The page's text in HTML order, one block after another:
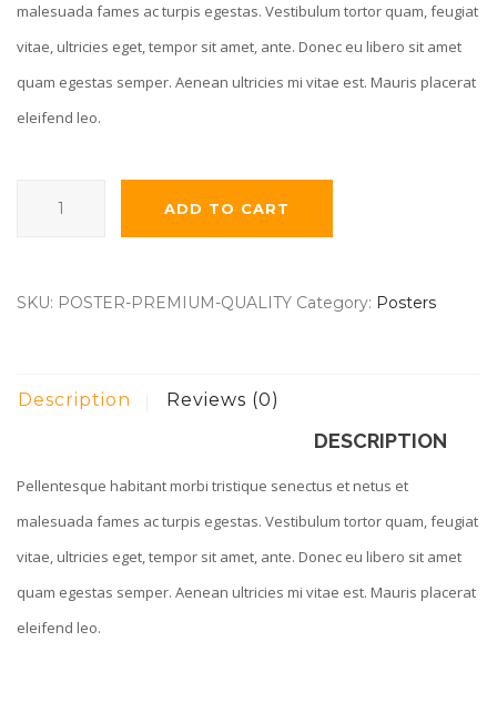
malesuada fames ac turpis egestas. Vestibulum tortor quam, feugiat
vitae, ultricies eget, tempor sit amet, ante. Donec eu libero sit amet
quam egestas semper. Aenean ultricies mi vitae est. Mauris placerat
eleifend leo.
Quality
ADD TO CART
SKU: POSTER-PREMIUM-QUALITY Category: Posters
Description Reviews (0)
DESCRIPTION
Pellentesque habitant morbi tristique senectus et netus et
malesuada fames ac turpis egestas. Vestibulum tortor quam, feugiat
vitae, ultricies eget, tempor sit amet, ante. Donec eu libero sit amet
quam egestas semper. Aenean ultricies mi vitae est. Mauris placerat
eleifend leo.